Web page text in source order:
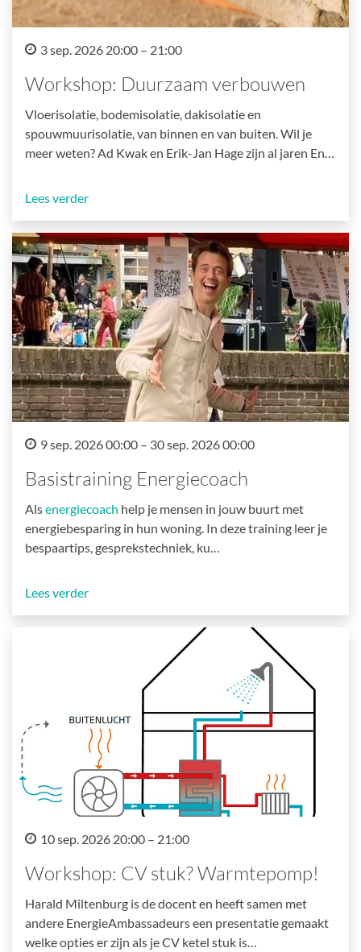
3 sep. 2026 20:00 – 21:00
Workshop: Duurzaam verbouwen
Vloerisolatie, bodemisolatie, dakisolatie en
spouwmuurisolatie, van binnen en van buiten. Wil je
meer weten? Ad Kwak en Erik-Jan Hage zijn al jaren En…
Lees verder
9 sep. 2026 00:00 – 30 sep. 2026 00:00
Basistraining Energiecoach
Alsenergiecoach help je mensen in jouw buurt met
energiebesparing in hun woning. In deze training leer je
bespaartips, gesprekstechniek, ku…
Lees verder
10 sep. 2026 20:00 – 21:00
Workshop: CV stuk? Warmtepomp!
Harald Miltenburg is de docent en heeft samen met
andere EnergieAmbassadeurs een presentatie gemaakt
welke opties er zijn als je CV ketel stuk is…